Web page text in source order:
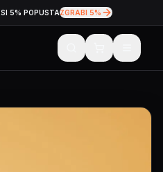
5% POPUSTAZGRABI 5%